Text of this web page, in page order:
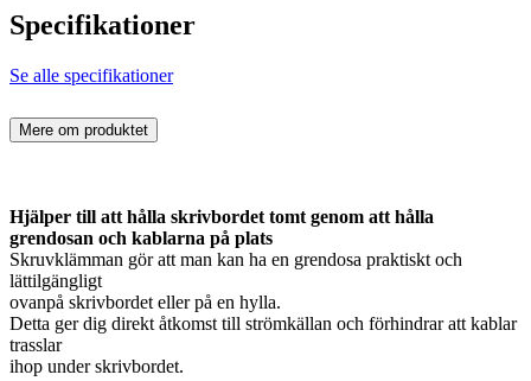
Specifikationer
Se alle specifikationer
Mere om produktet
Hjälper till att hålla skrivbordet tomt genom att hålla
grendosan och kablarna på plats
Skruvklämman gör att man kan ha en grendosa praktiskt och
lättilgängligt
ovanpå skrivbordet eller på en hylla.
Detta ger dig direkt åtkomst till strömkällan och förhindrar att kablar
trasslar
ihop under skrivbordet.